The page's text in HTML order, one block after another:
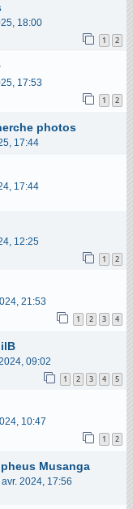
18:00
1 2
17:53
1 2
photos
17:44
17:44
12:25
1 2
21:53
1 2 3 4
09:02
1 2 3 4 5
10:47
1 2
Musanga
2024, 17:56